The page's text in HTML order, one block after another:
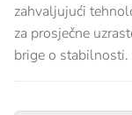
zahvaljujući
za prosječne
brige o stabilnosti.